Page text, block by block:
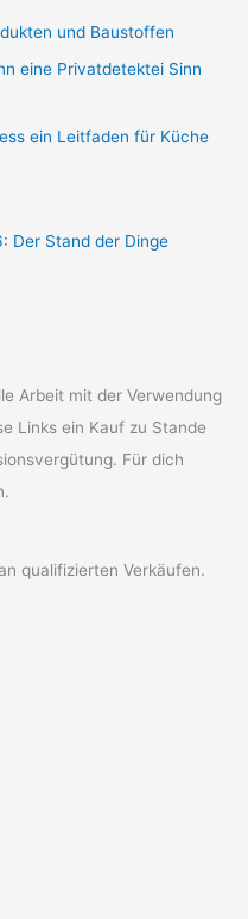
und Baustoffen
eine Privatdetektei Sinn
ein Leitfaden für Küche
Der Stand der Dinge
Arbeit mit der Verwendung
Links ein Kauf zu Stande
Für dich
qualifizierten Verkäufen.